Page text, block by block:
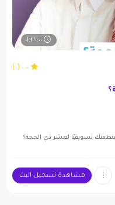
٠١:٣٠:٠٠
٠.٠٠ (٠)
تسويقيًا لعشر ذي الحجة؟
مشاهدة تسجيل البث